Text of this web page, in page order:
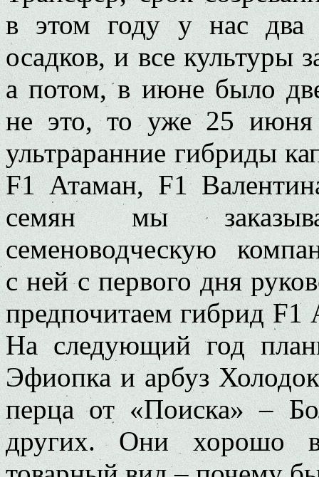
в этом году у нас два
осадков, и все культуры
а потом, в июне было
не это, то уже 25 июня
ультраранние гибриды
F1 Атаман, F1
семян мы
семеноводческую
с ней с первого дня
предпочитаем гибрид
На следующий год
Эфиопка и арбуз
перца от «Поиска» –
других. Они хорошо